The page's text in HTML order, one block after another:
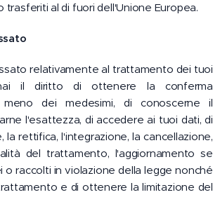
trasferiti al di fuori dell'Unione Europea.
relativamente al trattamento dei tuoi
il diritto di ottenere la conferma
dei medesimi, di conoscerne il
l'esattezza, di accedere ai tuoi dati, di
la rettifica, l'integrazione, la cancellazione,
del trattamento, l'aggiornamento se
o raccolti in violazione della legge nonché
e di ottenere la limitazione del